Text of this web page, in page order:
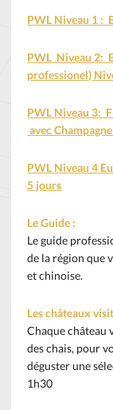
PWL Niveau 1 :
PWL Niveau 2:
professionel)
PWL Niveau 3:
avec
PWL Niveau 4
5 jours
Le Guide :
Le guide
de la région que
et chinoise.
Les châteaux
Chaque château
des chais, pour
déguster une
1h30